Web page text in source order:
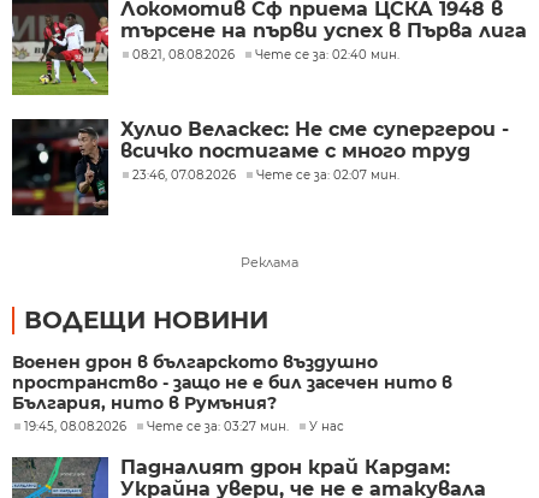
Локомотив Сф приема ЦСКА 1948 в
търсене на първи успех в Първа лига
08:21, 08.08.2026 Чете се за: 02:40 мин.
Хулио Веласкес: Не сме супергерои -
всичко постигаме с много труд
23:46, 07.08.2026 Чете се за: 02:07 мин.
Реклама
ВОДЕЩИ НОВИНИ
Военен дрон в българското въздушно
пространство - защо не е бил засечен нито в
България, нито в Румъния?
19:45, 08.08.2026 Чете се за: 03:27 мин. У нас
Падналият дрон край Кардам:
Украйна увери, че не е атакувала